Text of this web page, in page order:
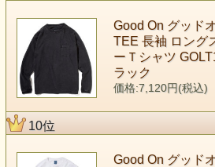
Good On グッド
TEE 長袖 ロング
ーＴシャツ
ラック
価格:7,120円(税込)
10位
Good On グッド